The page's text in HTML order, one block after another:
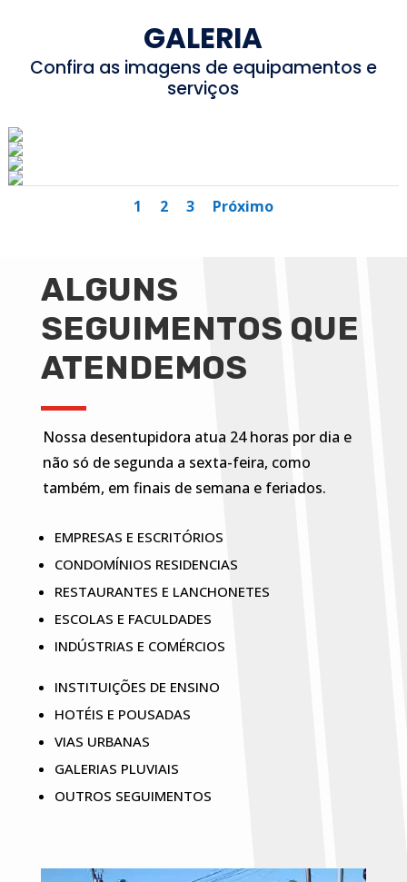
GALERIA
Confira as imagens de equipamentos e
serviços
1 2 3 Próximo
ALGUNS
SEGUIMENTOS QUE
ATENDEMOS
Nossa desentupidora atua 24 horas por dia e
não só de segunda a sexta-feira, como
também, em finais de semana e feriados.
EMPRESAS E ESCRITÓRIOS
CONDOMÍNIOS RESIDENCIAS
RESTAURANTES E LANCHONETES
ESCOLAS E FACULDADES
INDÚSTRIAS E COMÉRCIOS
INSTITUIÇÕES DE ENSINO
HOTÉIS E POUSADAS
VIAS URBANAS
GALERIAS PLUVIAIS
OUTROS SEGUIMENTOS